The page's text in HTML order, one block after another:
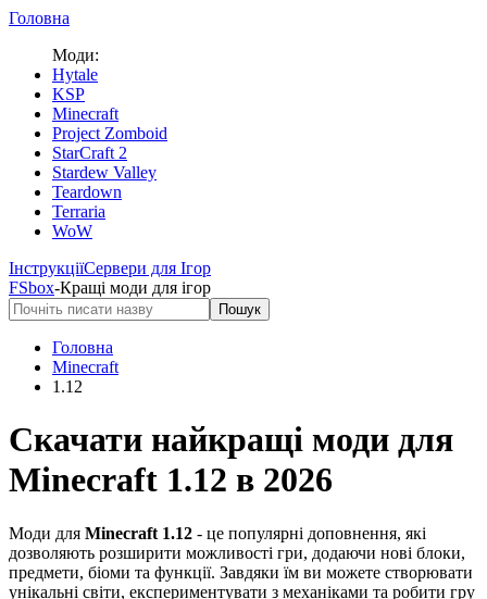
Головна
Моди:
Hytale
KSP
Minecraft
Project Zomboid
StarCraft 2
Stardew Valley
Teardown
Terraria
WoW
ІнструкціїСервери для Ігор
FSbox-Кращі моди для ігор
Пошук
Головна
Minecraft
1.12
Скачати найкращі моди для
Minecraft 1.12 в 2026
Моди для Minecraft 1.12 - це популярні доповнення, які
дозволяють розширити можливості гри, додаючи нові блоки,
предмети, біоми та функції. Завдяки їм ви можете створювати
унікальні світи, експериментувати з механіками та робити гру